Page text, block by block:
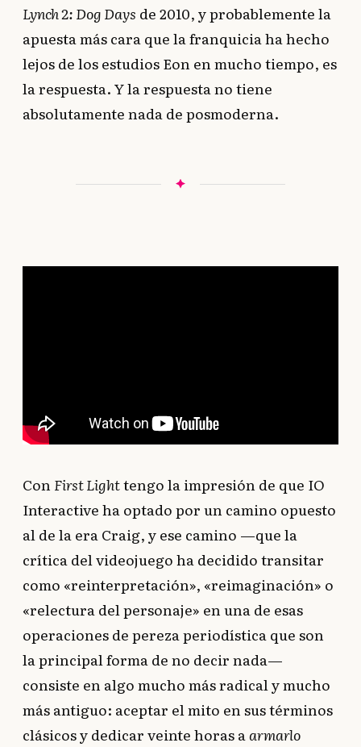
Lynch 2: Dog Days de 2010, y probablemente la
apuesta más cara que la franquicia ha hecho
lejos de los estudios Eon en mucho tiempo, es
la respuesta. Y la respuesta no tiene
absolutamente nada de posmoderna.
Con First Lighttengo la impresión de que IO
Interactive ha optado por un camino opuesto
al de la era Craig, y ese camino —que la
crítica del videojuego ha decidido transitar
como «reinterpretación», «reimaginación» o
«relectura del personaje» en una de esas
operaciones de pereza periodística que son
la principal forma de no decir nada—
consiste en algo mucho más radical y mucho
más antiguo: aceptar el mito en sus términos
clásicos y dedicar veinte horas a armarlo